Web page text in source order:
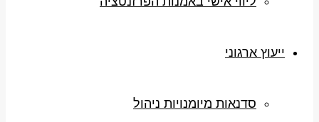
ייעוץ ארגוני
סדנאות מיומנויות ניהול